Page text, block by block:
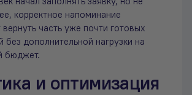
начал заполнять заявку, но не
корректное напоминание
вернуть часть уже почти готовых
без дополнительной нагрузки на
бюджет.
и оптимизация